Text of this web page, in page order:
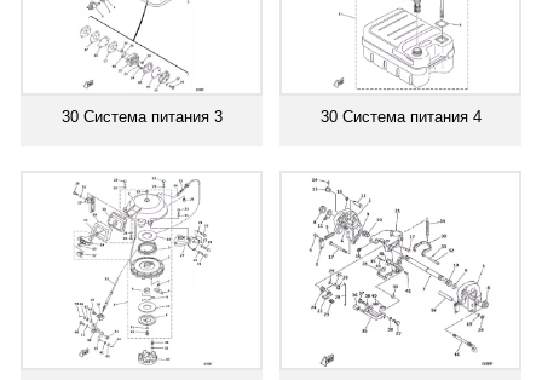
30 Система питания 3 30 Система питания 4